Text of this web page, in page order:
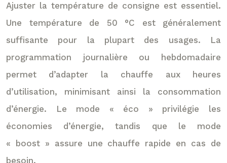
Ajuster la température de consigne est essentiel.
Une température de 50 °C est généralement
suffisante pour la plupart des usages. La
programmation journalière ou hebdomadaire
permet d’adapter la chauffe aux heures
d’utilisation, minimisant ainsi la consommation
d’énergie. Le mode « éco » privilégie les
économies d’énergie, tandis que le mode
« boost » assure une chauffe rapide en cas de
besoin.